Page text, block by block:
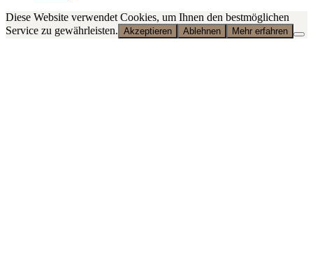
Diese Website verwendet Cookies, um Ihnen den bestmöglichen
Service zu gewährleisten. Akzeptieren Ablehnen Mehr erfahren